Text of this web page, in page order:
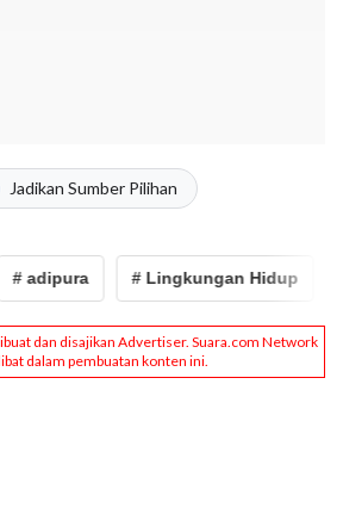
Jadikan Sumber Pilihan
# adipura # Lingkungan Hidup